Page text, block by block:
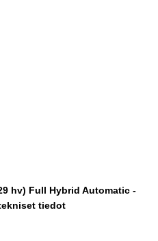
hv) Full Hybrid Automatic -
tiedot